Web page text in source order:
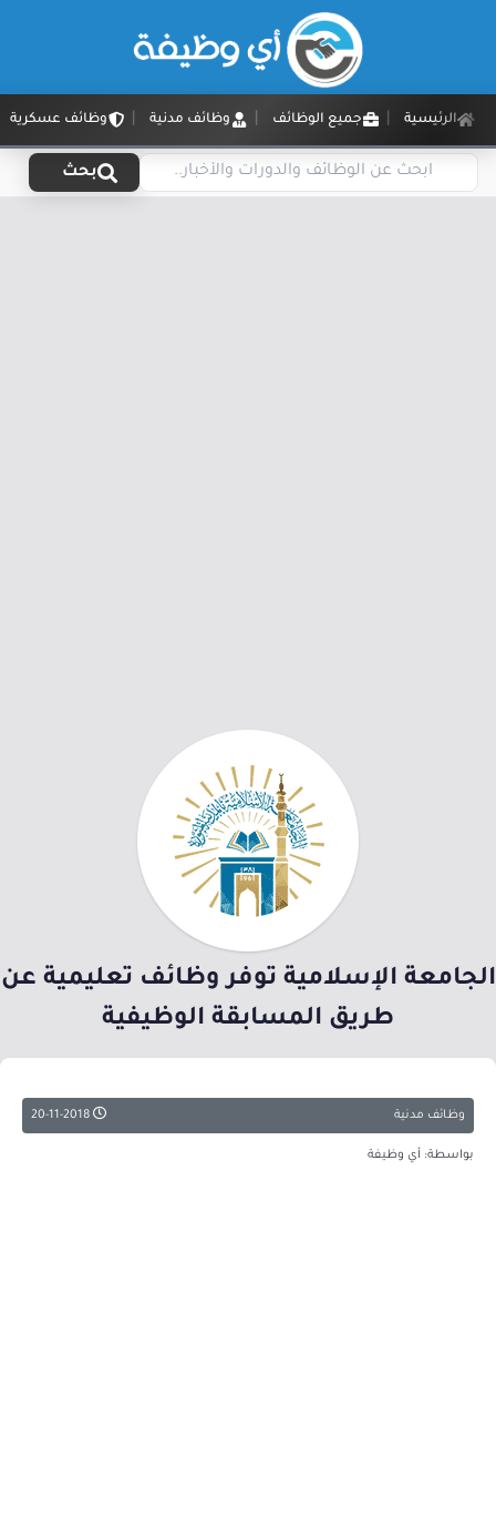
الرئيسية جميع الوظائف وظائف مدنية وظائف عسكرية
بحث
الجامعة الإسلامية توفر وظائف تعليمية عن
طريق المسابقة الوظيفية
وظائف مدنية
بواسطة: أي وظيفة